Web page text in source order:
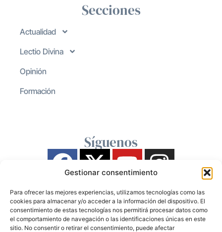
Gestionar consentimiento
Para ofrecer las mejores experiencias, utilizamos tecnologías como las
cookies para almacenar y/o acceder a la información del dispositivo. El
consentimiento de estas tecnologías nos permitirá procesar datos como
el comportamiento de navegación o las identificaciones únicas en este
sitio. No consentir o retirar el consentimiento, puede afectar
Secciones
Actualidad
Lectio Divina
Opinión
Formación
Síguenos